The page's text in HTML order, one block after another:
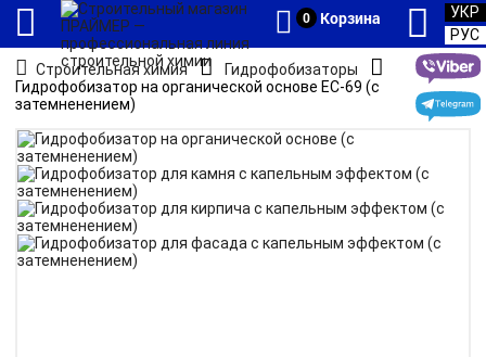
0 Корзина
УКР
РУС
Строительная химия
Гидрофобизаторы
Гидрофобизатор на органической основе ЕС-69 (с
затемненением)